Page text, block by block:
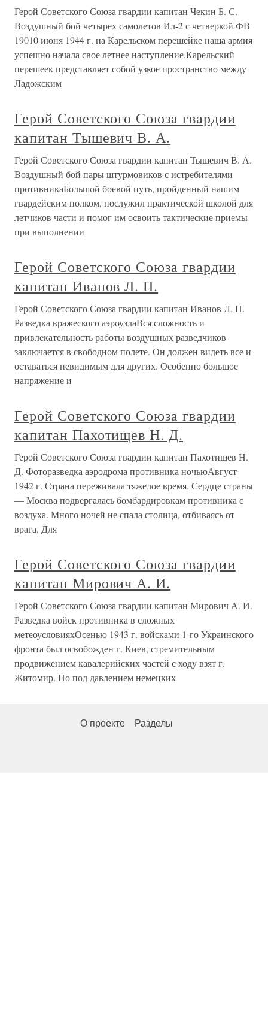
Герой Советского Союза гвардии капитан Чекин Б. С.
Воздушный бой четырех самолетов Ил-2 с четверкой ФВ
19010 июня 1944 г. на Карельском перешейке наша армия
успешно начала свое летнее наступление.Карельский
перешеек представляет собой узкое пространство между
Ладожским
Герой Советского Союза гвардии
капитан Тышевич В. А.
Герой Советского Союза гвардии капитан Тышевич В. А.
Воздушный бой пары штурмовиков с истребителями
противникаБольшой боевой путь, пройденный нашим
гвардейским полком, послужил практической школой для
летчиков части и помог им освоить тактические приемы
при выполнении
Герой Советского Союза гвардии
капитан Иванов Л. П.
Герой Советского Союза гвардии капитан Иванов Л. П.
Разведка вражеского аэроузлаВся сложность и
привлекательность работы воздушных разведчиков
заключается в свободном полете. Он должен видеть все и
оставаться невидимым для других. Особенно большое
напряжение и
Герой Советского Союза гвардии
капитан Пахотищев Н. Д.
Герой Советского Союза гвардии капитан Пахотищев Н.
Д. Фоторазведка аэродрома противника ночьюАвгуст
1942 г. Страна переживала тяжелое время. Сердце страны
— Москва подвергалась бомбардировкам противника с
воздуха. Много ночей не спала столица, отбиваясь от
врага. Для
Герой Советского Союза гвардии
капитан Мирович А. И.
Герой Советского Союза гвардии капитан Мирович А. И.
Разведка войск противника в сложных
метеоусловияхОсенью 1943 г. войсками 1-го Украинского
фронта был освобожден г. Киев, стремительным
продвижением кавалерийских частей с ходу взят г.
Житомир. Но под давлением немецких
О проекте Разделы